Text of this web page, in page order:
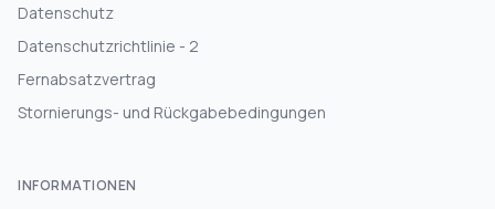
Datenschutz
Datenschutzrichtlinie - 2
Fernabsatzvertrag
Stornierungs- und Rückgabebedingungen
INFORMATIONEN